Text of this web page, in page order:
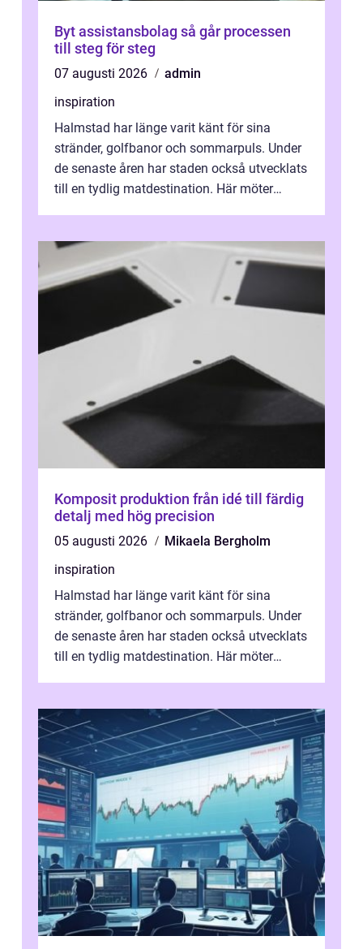
Byt assistansbolag så går processen
till steg för steg
07 augusti 2026
admin
inspiration
Halmstad har länge varit känt för sina
stränder, golfbanor och sommarpuls. Under
de senaste åren har staden också utvecklats
till en tydlig matdestination. Här möter
Komposit produktion från idé till färdig
detalj med hög precision
05 augusti 2026
Mikaela Bergholm
inspiration
Halmstad har länge varit känt för sina
stränder, golfbanor och sommarpuls. Under
de senaste åren har staden också utvecklats
till en tydlig matdestination. Här möter